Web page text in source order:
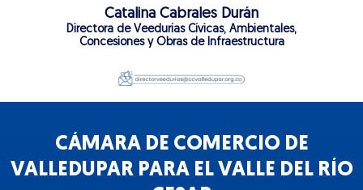
Catalina Cabrales Durán
Directora de Veedurías Cívicas, Ambientales,
Concesiones y Obras de Infraestructura
CÁMARA DE COMERCIO DE
VALLEDUPAR PARA EL VALLE DEL RÍO